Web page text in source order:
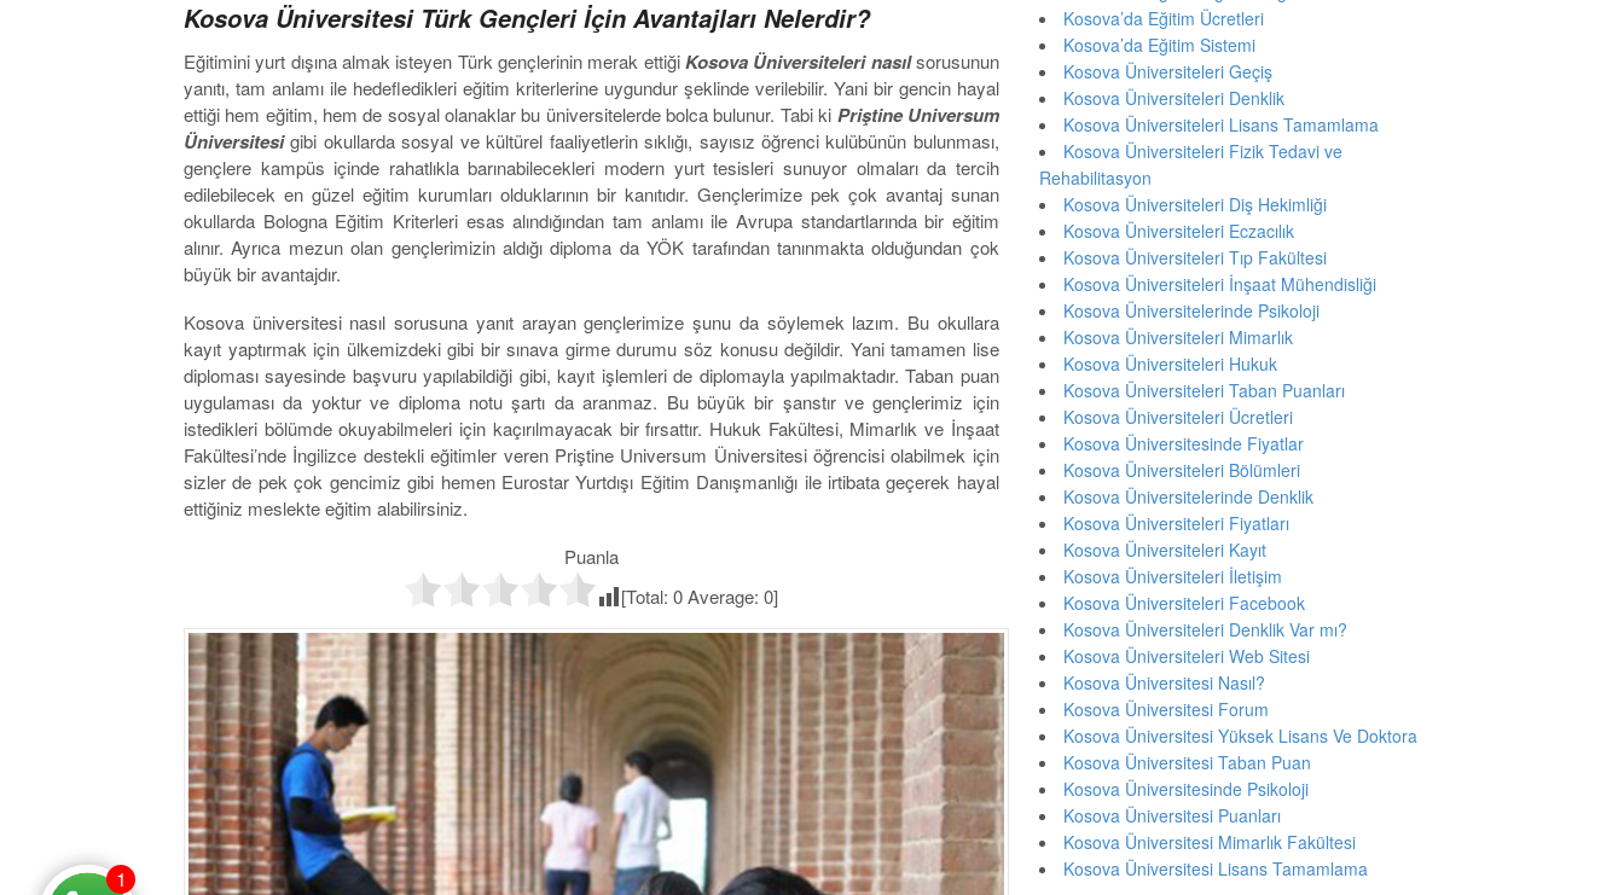
Kosova Üniversitesi Türk Gençleri İçin Avantajları Nelerdir?
Eğitimini yurt dışına almak isteyen Türk gençlerinin merak ettiğiKosova Üniversiteleri nasılsorusunun
yanıtı, tam anlamı ile hedefledikleri eğitim kriterlerine uygundur şeklinde verilebilir. Yani bir gencin hayal
ettiği hem eğitim, hem de sosyal olanaklar bu üniversitelerde bolca bulunur. Tabi ki Priştine Universum
Üniversitesigibi okullarda sosyal ve kültürel faaliyetlerin sıklığı, sayısız öğrenci kulübünün bulunması,
gençlere kampüs içinde rahatlıkla barınabilecekleri modern yurt tesisleri sunuyor olmaları da tercih
edilebilecek en güzel eğitim kurumları olduklarının bir kanıtıdır. Gençlerimize pek çok avantaj sunan
okullarda Bologna Eğitim Kriterleri esas alındığından tam anlamı ile Avrupa standartlarında bir eğitim
alınır. Ayrıca mezun olan gençlerimizin aldığı diploma da YÖK tarafından tanınmakta olduğundan çok
büyük bir avantajdır.
Kosova üniversitesi nasıl sorusuna yanıt arayan gençlerimize şunu da söylemek lazım. Bu okullara
kayıt yaptırmak için ülkemizdeki gibi bir sınava girme durumu söz konusu değildir. Yani tamamen lise
diploması sayesinde başvuru yapılabildiği gibi, kayıt işlemleri de diplomayla yapılmaktadır. Taban puan
uygulaması da yoktur ve diploma notu şartı da aranmaz. Bu büyük bir şanstır ve gençlerimiz için
istedikleri bölümde okuyabilmeleri için kaçırılmayacak bir fırsattır. Hukuk Fakültesi, Mimarlık ve İnşaat
Fakültesi’nde İngilizce destekli eğitimler veren Priştine Universum Üniversitesi öğrencisi olabilmek için
sizler de pek çok gencimiz gibi hemen Eurostar Yurtdışı Eğitim Danışmanlığı ile irtibata geçerek hayal
ettiğiniz meslekte eğitim alabilirsiniz.
Puanla
[Total:0Average:0]
Kosova’da Eğitim Ücretleri
Kosova’da Eğitim Sistemi
Kosova Üniversiteleri Geçiş
Kosova Üniversiteleri Denklik
Kosova Üniversiteleri Lisans Tamamlama
Kosova Üniversiteleri Fizik Tedavi ve
Rehabilitasyon
Kosova Üniversiteleri Diş Hekimliği
Kosova Üniversiteleri Eczacılık
Kosova Üniversiteleri Tıp Fakültesi
Kosova Üniversiteleri İnşaat Mühendisliği
Kosova Üniversitelerinde Psikoloji
Kosova Üniversiteleri Mimarlık
Kosova Üniversiteleri Hukuk
Kosova Üniversiteleri Taban Puanları
Kosova Üniversiteleri Ücretleri
Kosova Üniversitesinde Fiyatlar
Kosova Üniversiteleri Bölümleri
Kosova Üniversitelerinde Denklik
Kosova Üniversiteleri Fiyatları
Kosova Üniversiteleri Kayıt
Kosova Üniversiteleri İletişim
Kosova Üniversiteleri Facebook
Kosova Üniversiteleri Denklik Var mı?
Kosova Üniversiteleri Web Sitesi
Kosova Üniversitesi Nasıl?
Kosova Üniversitesi Forum
Kosova Üniversitesi Yüksek Lisans Ve Doktora
Kosova Üniversitesi Taban Puan
Kosova Üniversitesinde Psikoloji
Kosova Üniversitesi Puanları
Kosova Üniversitesi Mimarlık Fakültesi
Kosova Üniversitesi Lisans Tamamlama
1